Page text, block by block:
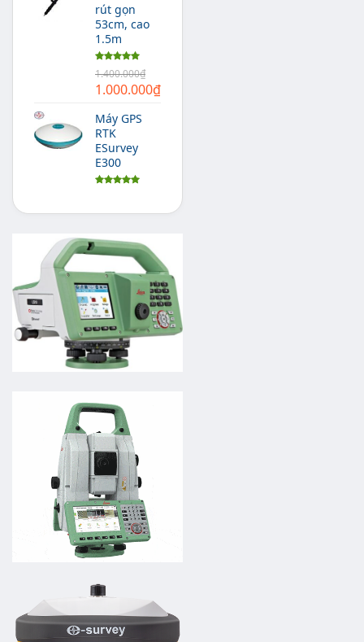
rút gọn
53cm, cao
1.5m
Được xếp
hạng5.00
5 sao
1.400.000₫
Giá
là:
1.400.000₫.
1.000.000₫Giá
Máy GPS
RTK
ESurvey
E300